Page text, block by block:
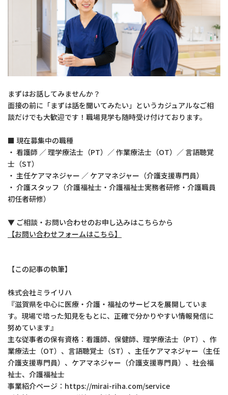
まずはお話してみませんか？
面接の前に「まずは話を聞いてみたい」というカジュアルなご相
談だけでも大歓迎です！職場見学も随時受け付けております。
■ 現在募集中の職種
・ 看護師 ／ 理学療法士（PT）／ 作業療法士（OT）／ 言語聴覚
士（ST）
・ 主任ケアマネジャー ／ ケアマネジャー（介護支援専門員）
・ 介護スタッフ（介護福祉士・介護福祉士実務者研修・介護職員
初任者研修）
▼ ご相談・お問い合わせのお申し込みはこちらから
【お問い合わせフォームはこちら】
【この記事の執筆】
株式会社ミライリハ
『滋賀県を中心に医療・介護・福祉のサービスを展開していま
す。現場で培った知見をもとに、正確で分かりやすい情報発信に
努めています』
主な従事者の保有資格：看護師、保健師、理学療法士（PT）、作
業療法士（OT）、言語聴覚士（ST）、主任ケアマネジャー（主任
介護支援専門員）、ケアマネジャー（介護支援専門員）、社会福
祉士、介護福祉士
事業紹介ページ：https://mirai-riha.com/service